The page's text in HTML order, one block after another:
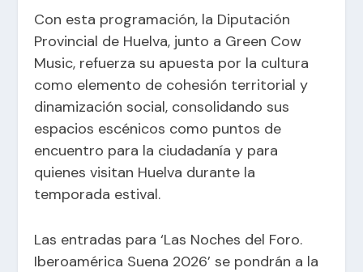
Con esta programación, la Diputación
Provincial de Huelva, junto a Green Cow
Music, refuerza su apuesta por la cultura
como elemento de cohesión territorial y
dinamización social, consolidando sus
espacios escénicos como puntos de
encuentro para la ciudadanía y para
quienes visitan Huelva durante la
temporada estival.
Las entradas para ‘Las Noches del Foro.
Iberoamérica Suena 2026’ se pondrán a la